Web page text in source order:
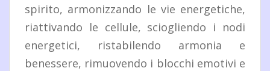
spirito, armonizzando le vie energetiche,
riattivando le cellule, sciogliendo i nodi
energetici, ristabilendo armonia e
benessere, rimuovendo i blocchi emotivi e